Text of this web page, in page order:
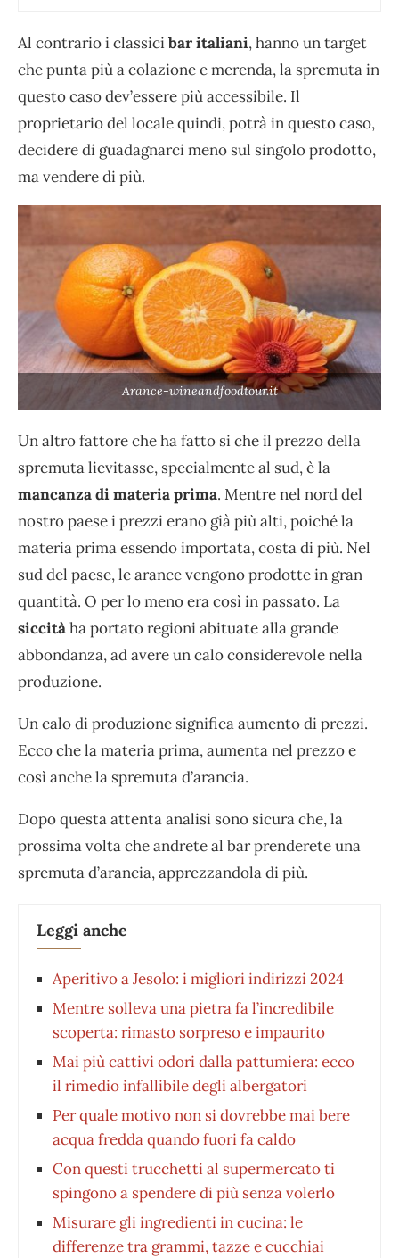
Al contrario i classicibar italiani, hanno un target
che punta più a colazione e merenda, la spremuta in
questo caso dev’essere più accessibile. Il
proprietario del locale quindi, potrà in questo caso,
decidere di guadagnarci meno sul singolo prodotto,
ma vendere di più.
Arance-wineandfoodtour.it
Un altro fattore che ha fatto si che il prezzo della
spremuta lievitasse, specialmente al sud, è la
mancanza di materia prima. Mentre nel nord del
nostro paese i prezzi erano già più alti, poiché la
materia prima essendo importata, costa di più. Nel
sud del paese, le arance vengono prodotte in gran
quantità. O per lo meno era così in passato. La
siccitàha portato regioni abituate alla grande
abbondanza, ad avere un calo considerevole nella
produzione.
Un calo di produzione significa aumento di prezzi.
Ecco che la materia prima, aumenta nel prezzo e
così anche la spremuta d’arancia.
Dopo questa attenta analisi sono sicura che, la
prossima volta che andrete al bar prenderete una
spremuta d’arancia, apprezzandola di più.
Leggi anche
Aperitivo a Jesolo: i migliori indirizzi 2024
Mentre solleva una pietra fa l’incredibile
scoperta: rimasto sorpreso e impaurito
Mai più cattivi odori dalla pattumiera: ecco
il rimedio infallibile degli albergatori
Per quale motivo non si dovrebbe mai bere
acqua fredda quando fuori fa caldo
Con questi trucchetti al supermercato ti
spingono a spendere di più senza volerlo
Misurare gli ingredienti in cucina: le
differenze tra grammi, tazze e cucchiai